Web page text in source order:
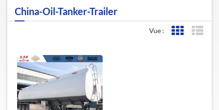
China-Oil-Tanker-Trailer
Vue : Affichage